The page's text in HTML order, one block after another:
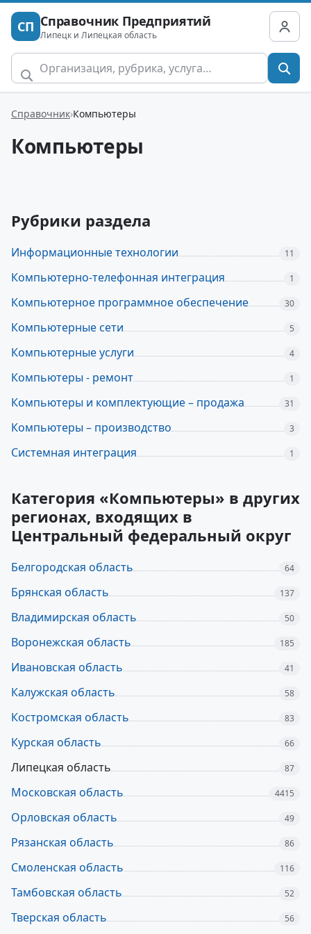
СП Справочник Предприятий
Липецк и Липецкая область
Справочник Компьютеры
Компьютеры
Рубрики раздела
Информационные технологии 11
Компьютерно-телефонная интеграция 1
Компьютерное программное обеспечение 30
Компьютерные сети 5
Компьютерные услуги 4
Компьютеры - ремонт 1
Компьютеры и комплектующие – продажа 31
Компьютеры – производство 3
Системная интеграция 1
Категория «Компьютеры» в других
регионах, входящих в
Центральный федеральный округ
Белгородская область 64
Брянская область 137
Владимирская область 50
Воронежская область 185
Ивановская область 41
Калужская область 58
Костромская область 83
Курская область 66
Липецкая область 87
Московская область 4415
Орловская область 49
Рязанская область 86
Смоленская область 116
Тамбовская область 52
Тверская область 56